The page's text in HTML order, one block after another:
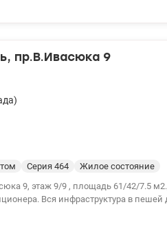
вашего внимания. Цена: 455 000 у.е.
пр.В.Ивасюка 9
Cерия 464
Жилое состояние
9, этаж 9/9 , площадь 61/42/7.5
доступности,